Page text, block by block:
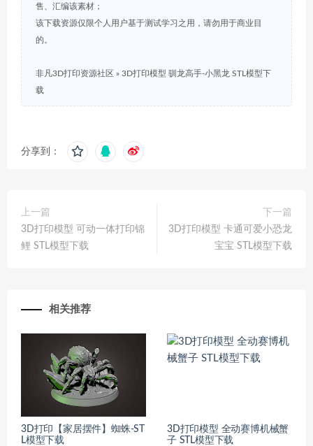
售、汇编该素材；
该下载资源仅限个人用户基于测试学习之用，请勿用于商业目
的。
非凡3D打印资源社区 » 3D打印模型 驯龙高手-小黑龙 STL模型下
载
分享到：
上一篇
3D打印模型 可动一体打印锦
鲤 STL模型下载
下一篇
3D打印模型 卡通可爱小恐龙
宝宝 STL模型下载
相关推荐
3D打印【家居摆件】蜘蛛-ST
L模型下载
3D打印模型 全动赛博机械蟹
子 STL模型下载